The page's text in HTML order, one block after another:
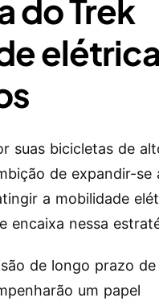
do Trek
elétrica
suas bicicletas de
de expandir-se
a mobilidade
encaixa nessa
de longo prazo de
um papel